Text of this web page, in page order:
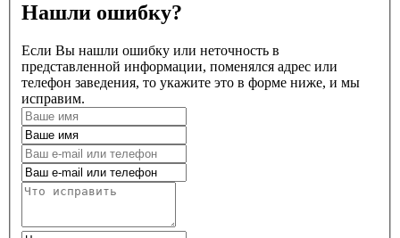
Нашли ошибку?
Если Вы нашли ошибку или неточность в
представленной информации, поменялся адрес или
телефон заведения, то укажите это в форме ниже, и мы
исправим.